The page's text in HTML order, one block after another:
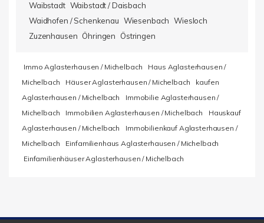
Waibstadt Waibstadt / Daisbach
Waidhofen / Schenkenau Wiesenbach Wiesloch
Zuzenhausen Öhringen Östringen
Immo Aglasterhausen / Michelbach
Haus Aglasterhausen /
Michelbach
Häuser Aglasterhausen / Michelbach
kaufen
Aglasterhausen / Michelbach
Immobilie Aglasterhausen /
Michelbach
Immobilien Aglasterhausen / Michelbach
Hauskauf
Aglasterhausen / Michelbach
Immobilienkauf Aglasterhausen /
Michelbach
Einfamilienhaus Aglasterhausen / Michelbach
Einfamilienhäuser Aglasterhausen / Michelbach